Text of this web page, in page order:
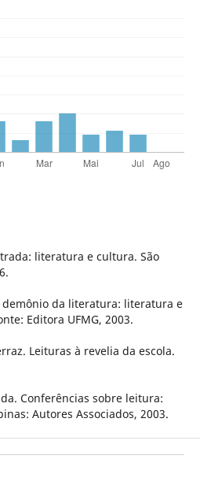
literatura e cultura. São
demônio da literatura: literatura e
Editora UFMG, 2003.
Leituras à revelia da escola.
Conferências sobre leitura:
Autores Associados, 2003.